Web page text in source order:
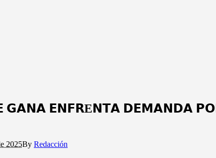
𝗚𝗔𝗡𝗔 𝗘𝗡𝗙𝗥E𝗡𝗧𝗔 𝗗𝗘𝗠𝗔𝗡𝗗𝗔
2025By Redacción